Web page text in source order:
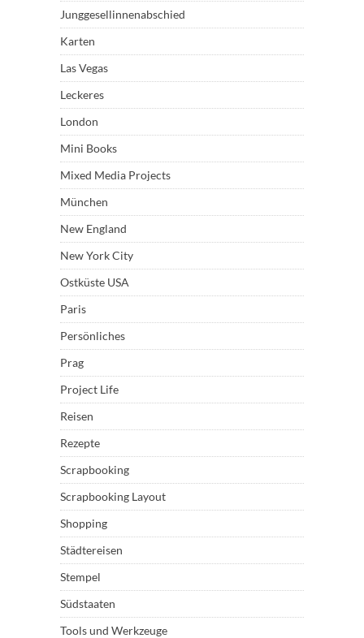
Junggesellinnenabschied
Karten
Las Vegas
Leckeres
London
Mini Books
Mixed Media Projects
München
New England
New York City
Ostküste USA
Paris
Persönliches
Prag
Project Life
Reisen
Rezepte
Scrapbooking
Scrapbooking Layout
Shopping
Städtereisen
Stempel
Südstaaten
Tools und Werkzeuge